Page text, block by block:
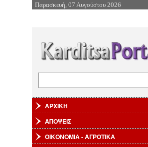
Επιστροφή στην Πλοήγηση
Παρασκευή, 07 Αυγούστου 2026
ΑΡΧΙΚΗ
ΑΠΟΨΕΙΣ
ΟΙΚΟΝΟΜΙΑ - ΑΓΡΟΤΙΚΑ